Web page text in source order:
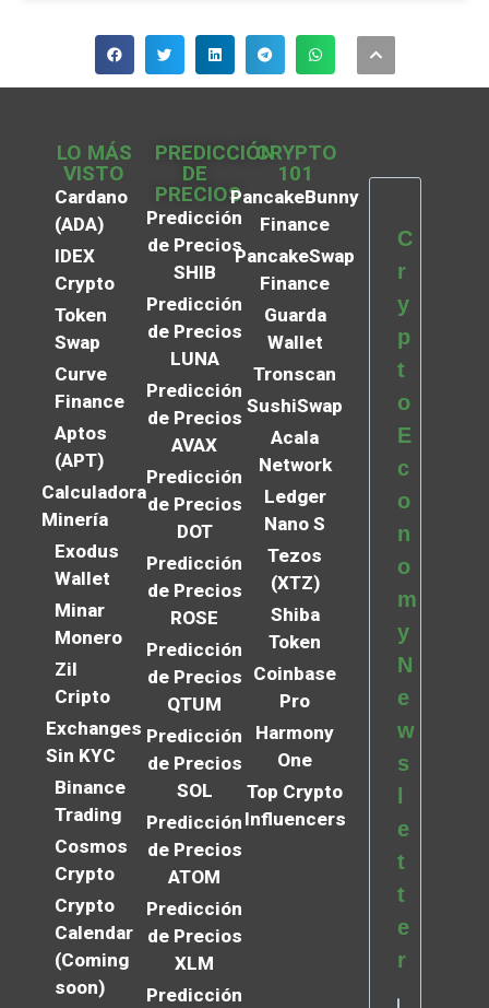
LO MÁS
VISTO
Cardano
(ADA)
IDEX
Crypto
Token
Swap
Curve
Finance
Aptos
(APT)
Calculadora
Minería
Exodus
Wallet
Minar
Monero
Zil
Cripto
Exchanges
Sin KYC
Binance
Trading
Cosmos
Crypto
Crypto
Calendar
(Coming
soon)
PREDICCIÓN
DE
PRECIOS
Predicción
de Precios
SHIB
Predicción
de Precios
LUNA
Predicción
de Precios
AVAX
Predicción
de Precios
DOT
Predicción
de Precios
ROSE
Predicción
de Precios
QTUM
Predicción
de Precios
SOL
Predicción
de Precios
ATOM
Predicción
de Precios
XLM
Predicción
CRYPTO
101
PancakeBunny
Finance
PancakeSwap
Finance
Guarda
Wallet
Tronscan
SushiSwap
Acala
Network
Ledger
Nano S
Tezos
(XTZ)
Shiba
Token
Coinbase
Pro
Harmony
One
Top Crypto
Influencers
C
r
y
p
t
o
E
c
o
n
o
m
y
N
e
w
s
e
t
t
e
r